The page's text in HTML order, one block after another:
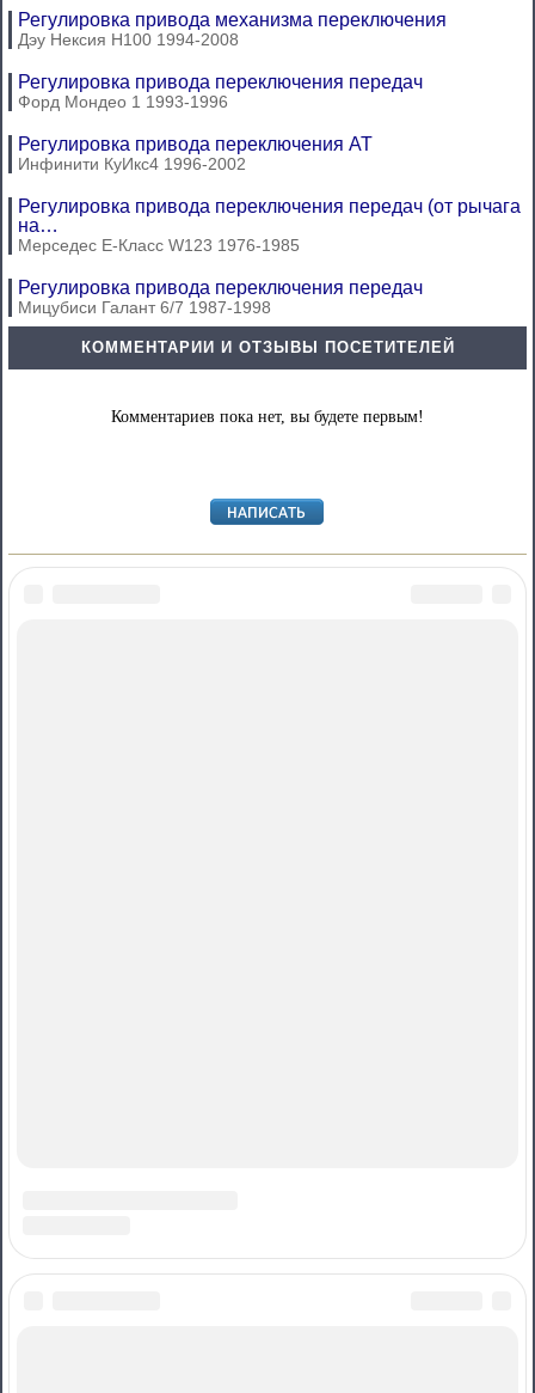
Регулировка привода механизма переключения
Дэу Нексия Н100 1994-2008
Регулировка привода переключения передач
Форд Мондео 1 1993-1996
Регулировка привода переключения АТ
Инфинити КуИкс4 1996-2002
Регулировка привода переключения передач (от рычага
на…
Мерседес E-Класс W123 1976-1985
Регулировка привода переключения передач
Мицубиси Галант 6/7 1987-1998
КОММЕНТАРИИ И ОТЗЫВЫ ПОСЕТИТЕЛЕЙ
Комментариев пока нет, вы будете первым!